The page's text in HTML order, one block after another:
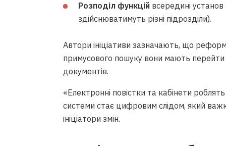
Розподіл функцій всередині
здійснюватимуть різні підрозділи).
Автори ініціативи зазначають, що
примусового пошуку вони мають
документів.
«Електронні повістки та кабінети
системи стає цифровим слідом, який
ініціатори змін.